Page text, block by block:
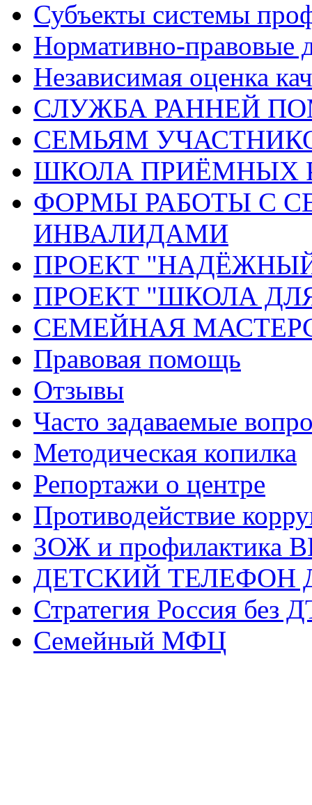
Субъекты системы
Нормативно-правовые
Независимая оценка
СЛУЖБА РАННЕЙ
СЕМЬЯМ
ШКОЛА ПРИЁМНЫХ
ФОРМЫ РАБОТЫ С
ИНВАЛИДАМИ
ПРОЕКТ
ПРОЕКТ "ШКОЛА
СЕМЕЙНАЯ
Правовая помощь
Отзывы
Часто задаваемые
Методическая копилка
Репортажи о центре
Противодействие
ЗОЖ и профилактика
ДЕТСКИЙ ТЕЛЕФОН
Стратегия Россия без
Семейный МФЦ